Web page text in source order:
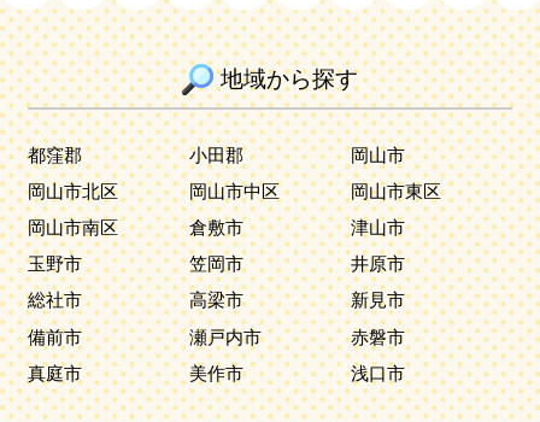
地域から探す
都窪郡 小田郡
岡山市
岡山市北区
岡山市中区
岡山市東区
岡山市南区
倉敷市
津山市
玉野市
笠岡市
井原市
総社市
高梁市
新見市
備前市
瀬戸内市
赤磐市
真庭市
美作市 浅口市